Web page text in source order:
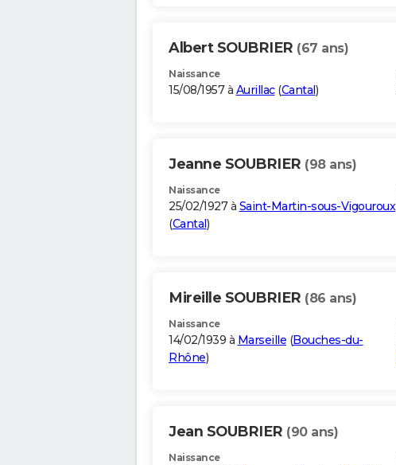
Albert SOUBRIER (67 ans)
Naissance
15/08/1957 à Aurillac(Cantal)
Jeanne SOUBRIER (98 ans)
Naissance
25/02/1927 à Saint-Martin-sous-Vigouroux
(Cantal)
Mireille SOUBRIER (86 ans)
Naissance
14/02/1939 à Marseille (Bouches-du-
Rhône)
Jean SOUBRIER (90 ans)
Naissance